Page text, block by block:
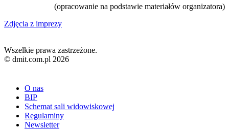
(opracowanie na podstawie materiałów organizatora)
Zdjęcia z imprezy
Wszelkie prawa zastrzeżone.
© dmit.com.pl 2026
O nas
BIP
Schemat sali widowiskowej
Regulaminy
Newsletter